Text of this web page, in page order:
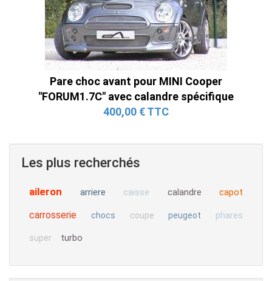
Pare choc avant pour MINI Cooper
"FORUM1.7C" avec calandre spécifique
400,00 € TTC
Les plus recherchés
aileron arriere caisse calandre capot
carrosserie chocs coupe peugeot phares
super turbo